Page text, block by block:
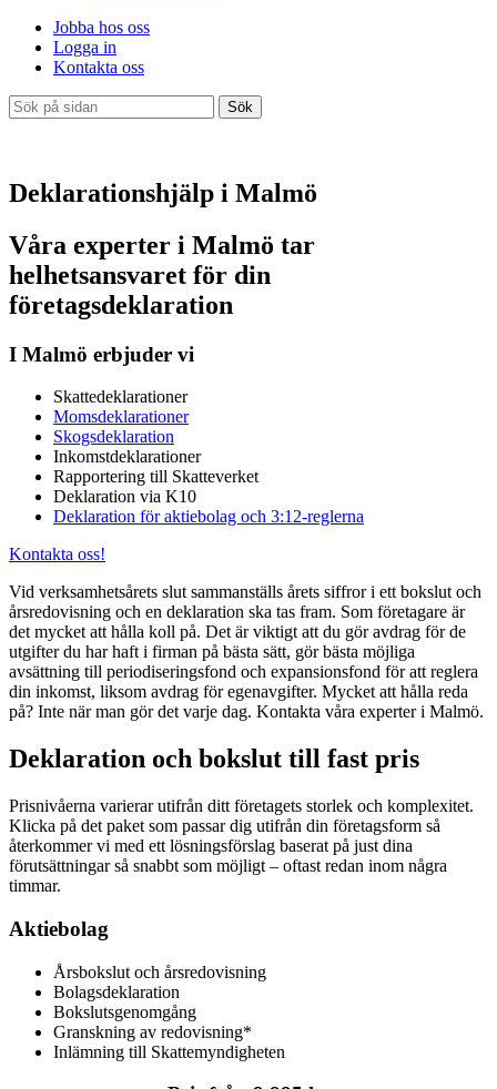
Jobba hos oss
Logga in
Kontakta oss
Sök
Deklarationshjälp i Malmö
Våra experter i Malmö tar
helhetsansvaret för din
företagsdeklaration
I Malmö erbjuder vi
Skattedeklarationer
Momsdeklarationer
Skogsdeklaration
Inkomstdeklarationer
Rapportering till Skatteverket
Deklaration via K10
Deklaration för aktiebolag och 3:12-reglerna
Kontakta oss!
Vid verksamhetsårets slut sammanställs årets siffror i ett bokslut och
årsredovisning och en deklaration ska tas fram. Som företagare är
det mycket att hålla koll på. Det är viktigt att du gör avdrag för de
utgifter du har haft i firman på bästa sätt, gör bästa möjliga
avsättning till periodiseringsfond och expansionsfond för att reglera
din inkomst, liksom avdrag för egenavgifter. Mycket att hålla reda
på? Inte när man gör det varje dag. Kontakta våra experter i Malmö.
Deklaration och bokslut till fast pris
Prisnivåerna varierar utifrån ditt företagets storlek och komplexitet.
Klicka på det paket som passar dig utifrån din företagsform så
återkommer vi med ett lösningsförslag baserat på just dina
förutsättningar så snabbt som möjligt – oftast redan inom några
timmar.
Aktiebolag
Årsbokslut och årsredovisning
Bolagsdeklaration
Bokslutsgenomgång
Granskning av redovisning*
Inlämning till Skattemyndigheten